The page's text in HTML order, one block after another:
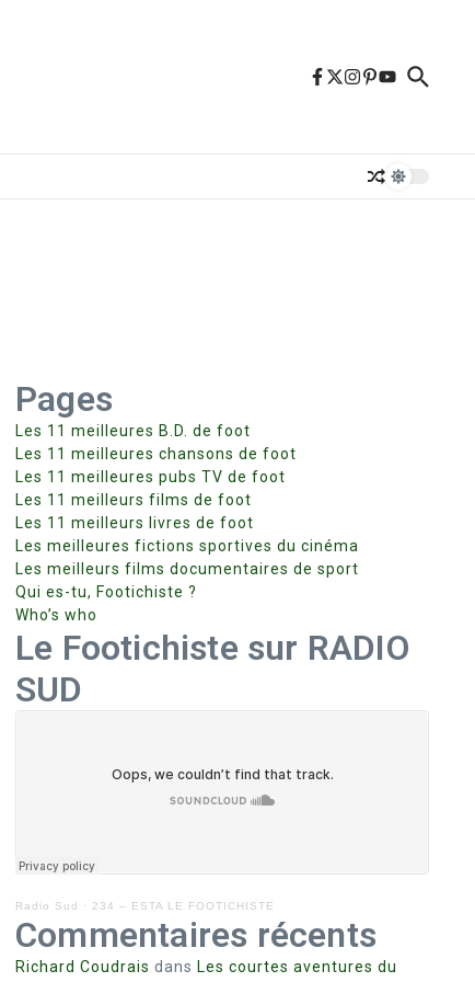
Pages
Les 11 meilleures B.D. de foot
Les 11 meilleures chansons de foot
Les 11 meilleures pubs TV de foot
Les 11 meilleurs films de foot
Les 11 meilleurs livres de foot
Les meilleures fictions sportives du cinéma
Les meilleurs films documentaires de sport
Qui es-tu, Footichiste ?
Who’s who
Le Footichiste sur RADIO
SUD
Radio Sud · 234 – ESTA LE FOOTICHISTE
Commentaires récents
Richard Coudrais dans Les courtes aventures du